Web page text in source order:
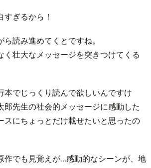
すぎるから！
読み進めてくとですね。
く壮大なメッセージを突きつけてくる
本でじっくり読んで欲しいんですけ
郎先生の社会的メッセージに感動した
スにちょっとだけ載せたいと思ったの
作でも見覚えが…感動的なシーンが、地